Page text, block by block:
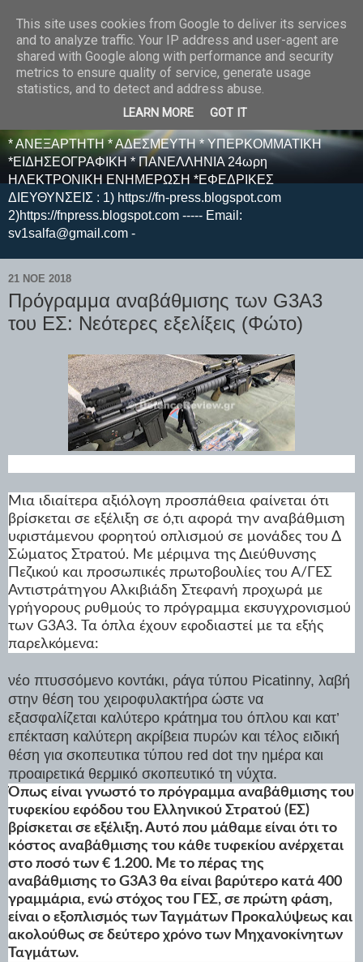
E F E N P R E S S -
ΗΛΕΚΤΡΟΝΙΚΗ
ΕΦΗΜΕΡΙΔΑ
* ΑΝΕΞΑΡΤΗΤΗ * ΑΔΕΣΜΕΥΤΗ * ΥΠΕΡΚΟΜΜΑΤΙΚΗ
*ΕΙΔΗΣΕΟΓΡΑΦΙΚΗ * ΠΑΝΕΛΛΗΝΙΑ 24ωρη
ΗΛΕΚΤΡΟΝΙΚΗ ΕΝΗΜΕΡΩΣΗ *ΕΦΕΔΡΙΚΕΣ
ΔΙΕΥΘΥΝΣΕΙΣ : 1) https://fn-press.blogspot.com
2)https://fnpress.blogspot.com ----- Email:
sv1salfa@gmail.com -
21 ΝΟΕ 2018
Πρόγραμμα αναβάθμισης των G3A3
του ΕΣ: Νεότερες εξελίξεις (Φώτο)
Μια ιδιαίτερα αξιόλογη προσπάθεια φαίνεται ότι
βρίσκεται σε εξέλιξη σε ό,τι αφορά την αναβάθμιση
υφιστάμενου φορητού οπλισμού σε μονάδες του Δ
Σώματος Στρατού. Με μέριμνα της Διεύθυνσης
Πεζικού και προσωπικές πρωτοβουλίες του Α/ΓΕΣ
Αντιστράτηγου Αλκιβιάδη Στεφανή προχωρά με
γρήγορους ρυθμούς το πρόγραμμα εκσυγχρονισμού
των G3A3. Τα όπλα έχουν εφοδιαστεί με τα εξής
παρελκόμενα:
νέο πτυσσόμενο κοντάκι, ράγα τύπου Picatinny, λαβή
στην θέση του χειροφυλακτήρα ώστε να
εξασφαλίζεται καλύτερο κράτημα του όπλου και κατ’
επέκταση καλύτερη ακρίβεια πυρών και τέλος ειδική
θέση για σκοπευτικα τύπου red dot την ημέρα και
προαιρετικά θερμικό σκοπευτικό τη νύχτα.
Όπως είναι γνωστό το πρόγραμμα αναβάθμισης του
τυφεκίου εφόδου του Ελληνικού Στρατού (ΕΣ)
βρίσκεται σε εξέλιξη. Αυτό που μάθαμε είναι ότι το
κόστος αναβάθμισης του κάθε τυφεκίου ανέρχεται
στο ποσό των € 1.200. Με το πέρας της
αναβάθμισης το G3A3 θα είναι βαρύτερο κατά 400
γραμμάρια, ενώ στόχος του ΓΕΣ, σε πρώτη φάση,
είναι ο εξοπλισμός των Ταγμάτων Προκαλύψεως και
ακολούθως σε δεύτερο χρόνο των Μηχανοκίνητων
Ταγμάτων.
This site uses cookies from Google to deliver its services
and to analyze traffic. Your IP address and user-agent are
shared with Google along with performance and security
metrics to ensure quality of service, generate usage
statistics, and to detect and address abuse.
LEARN MORE GOT IT